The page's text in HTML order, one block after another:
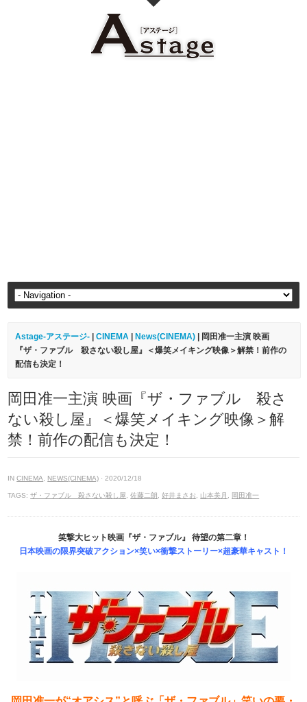
Astage-アステージ- |CINEMA News(CINEMA) | 岡田准一主演 映画
『ザ・ファブル 殺さない殺し屋』＜爆笑メイキング映像＞解禁！前作の
配信も決定！
岡田准一主演 映画『ザ・ファブル 殺さ
ない殺し屋』＜爆笑メイキング映像＞解
禁！前作の配信も決定！
INCINEMA NEWS(CINEMA) · 2020/12/18
TAGS:ザ・ファブル 殺さない殺し屋 ,佐藤二朗 ,好井まさお 山本美月 岡田准一
笑撃大ヒット映画『ザ・ファブル』 待望の第二章！
日本映画の限界突破アクション×笑い×衝撃ストーリー×超豪華キャスト！